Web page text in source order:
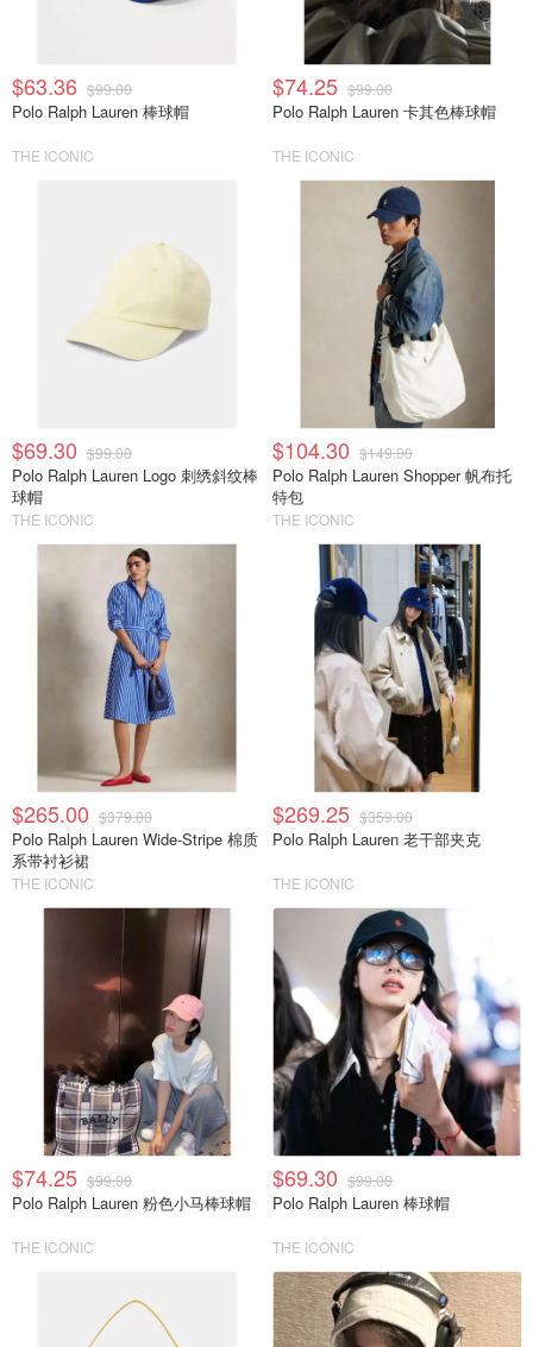
$63.36 $99.00
Polo Ralph Lauren 棒球帽
THE ICONIC
$74.25 $99.00
Polo Ralph Lauren 卡其色棒球帽
THE ICONIC
$69.30 $99.00
Polo Ralph Lauren Logo 刺绣斜纹棒
球帽
THE ICONIC
$104.30 $149.00
Polo Ralph Lauren Shopper 帆布托
特包
THE ICONIC
$265.00 $379.00
Polo Ralph Lauren Wide-Stripe 棉质
系带衬衫裙
THE ICONIC
$269.25 $359.00
Polo Ralph Lauren 老干部夹克
THE ICONIC
$74.25 $99.00
Polo Ralph Lauren 粉色小马棒球帽
THE ICONIC
$69.30 $99.00
Polo Ralph Lauren 棒球帽
THE ICONIC